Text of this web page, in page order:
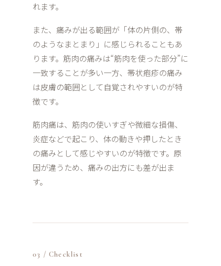
れます。
また、痛みが出る範囲が「体の片側の、帯
のようなまとまり」に感じられることもあ
ります。筋肉の痛みは“筋肉を使った部分”に
一致することが多い一方、帯状疱疹の痛み
は皮膚の範囲として自覚されやすいのが特
徴です。
筋肉痛は、筋肉の使いすぎや微細な損傷、
炎症などで起こり、体の動きや押したとき
の痛みとして感じやすいのが特徴です。原
因が違うため、痛みの出方にも差が出ま
す。
03 / Checklist